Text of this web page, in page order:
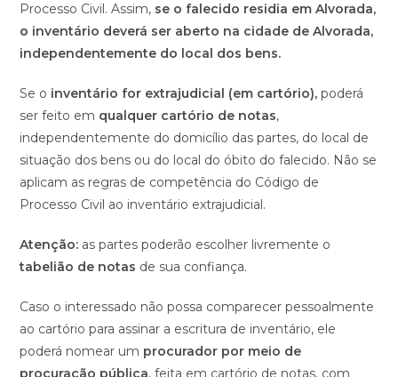
Processo Civil. Assim, se o falecido residia em Alvorada,
o inventário deverá ser aberto na cidade de Alvorada,
independentemente do local dos bens.
Se o inventário for extrajudicial (em cartório),poderá
ser feito em qualquer cartório de notas,
independentemente do domicílio das partes, do local de
situação dos bens ou do local do óbito do falecido. Não se
aplicam as regras de competência do Código de
Processo Civil ao inventário extrajudicial.
Atenção: as partes poderão escolher livremente o
tabelião de notas de sua confiança.
Caso o interessado não possa comparecer pessoalmente
ao cartório para assinar a escritura de inventário, ele
poderá nomear um procurador por meio de